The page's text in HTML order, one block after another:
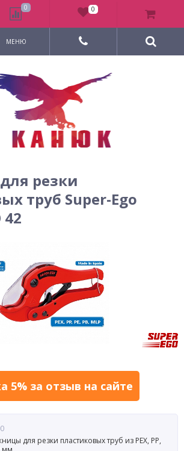
МЕНЮ
резки
труб Super-Ego
42
5% за отзыв на сайте
для резки пластиковых труб из PEX, PP,
0 0